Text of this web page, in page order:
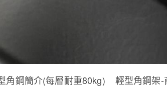
角鋼簡介(每層耐重80kg) 輕型角鋼架-